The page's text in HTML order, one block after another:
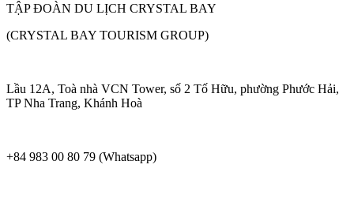
TẬP ĐOÀN DU LỊCH CRYSTAL BAY
(CRYSTAL BAY TOURISM GROUP)
Lầu 12A, Toà nhà VCN Tower, số 2 Tố Hữu, phường Phước Hải,
TP Nha Trang, Khánh Hoà
+84 983 00 80 79 (Whatsapp)